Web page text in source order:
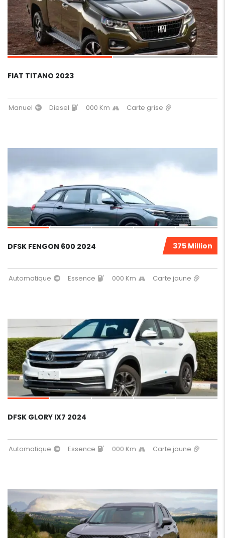
FIAT TITANO 2023
Manuel Diesel 000 Km Carte grise
375 Million
DFSK FENGON 600 2024
Automatique Essence 000 Km Carte jaune
7
DFSK GLORY IX7 2024
Automatique Essence 000 Km Carte jaune